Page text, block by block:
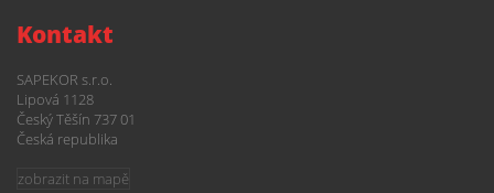
Kontakt
SAPEKOR s.r.o.
Lipová 1128
Český Těšín 737 01
Česká republika
zobrazit na mapě